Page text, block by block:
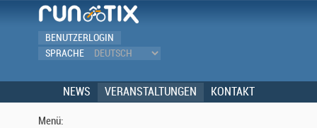
BENUTZERLOGIN
SPRACHE
NEWS VERANSTALTUNGEN KONTAKT
Menü: